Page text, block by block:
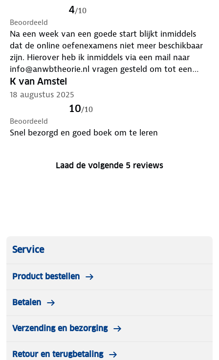
4/10
Beoordeeld
Na een week van een goede start blijkt inmiddels
dat de online oefenexamens niet meer beschikbaar
zijn. Hierover heb ik inmiddels via een mail naar
info@anwbtheorie.nl vragen gesteld om tot een
oplossing te komen
K van Amstel
18 augustus 2025
10/10
Beoordeeld
Snel bezorgd en goed boek om te leren
Laad de volgende 5 reviews
Service
Product bestellen
Betalen
Verzending en bezorging
Retour en terugbetaling